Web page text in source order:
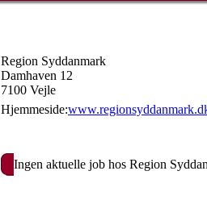
Region Syddanmark
Damhaven 12
7100 Vejle
Hjemmeside:
Ingen aktuelle job hos Region